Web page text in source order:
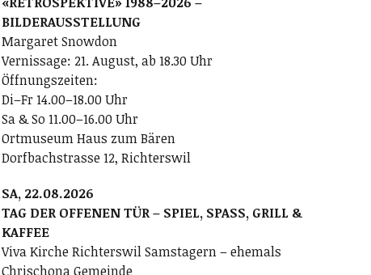
BILDERAUSSTELLUNG
Margaret Snowdon
Vernissage: 21. August, ab 18.30 Uhr
Öffnungszeiten:
Di–Fr 14.00–18.00 Uhr
Sa & So 11.00–16.00 Uhr
Ortmuseum Haus zum Bären
Dorfbachstrasse 12, Richterswil
SA, 22.08.2026
TAG DER OFFENEN TÜR – SPIEL, SPASS, GRILL &
KAFFEE
Viva Kirche Richterswil Samstagern – ehemals
Chrischona Gemeinde